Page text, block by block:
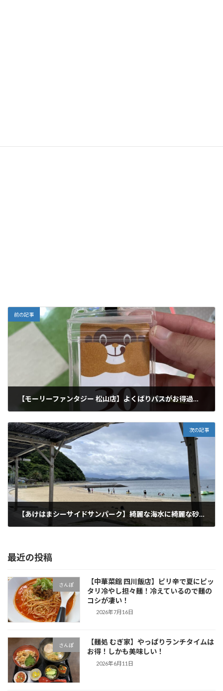
前の記事
【モーリーファンタジー 松山店】よくばりパスがお得過ぎる！お陰様で子供達は大喜びでゲームができた！
次の記事
【あけはまシーサイドサンパーク】綺麗な海水に綺麗な砂浜！もう最高だった！
最近の投稿
さんぽ
【中華菜館 四川飯店】ピリ辛で夏にピッ
タリ冷やし担々麺！冷えているので麺の
コシが凄い！
2026年7月16日
さんぽ
【麺処 むぎ家】やっぱりランチタイムは
お得！しかも美味しい！
2026年6月11日